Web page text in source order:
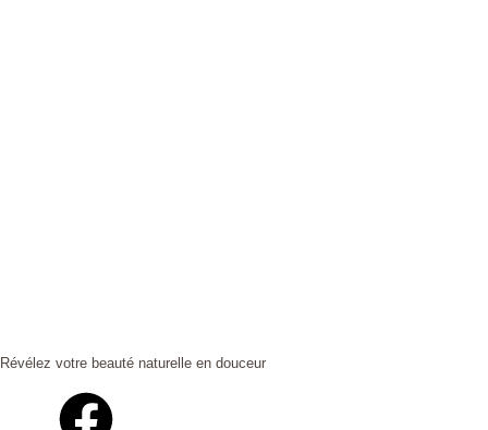
Révélez votre beauté naturelle en douceur